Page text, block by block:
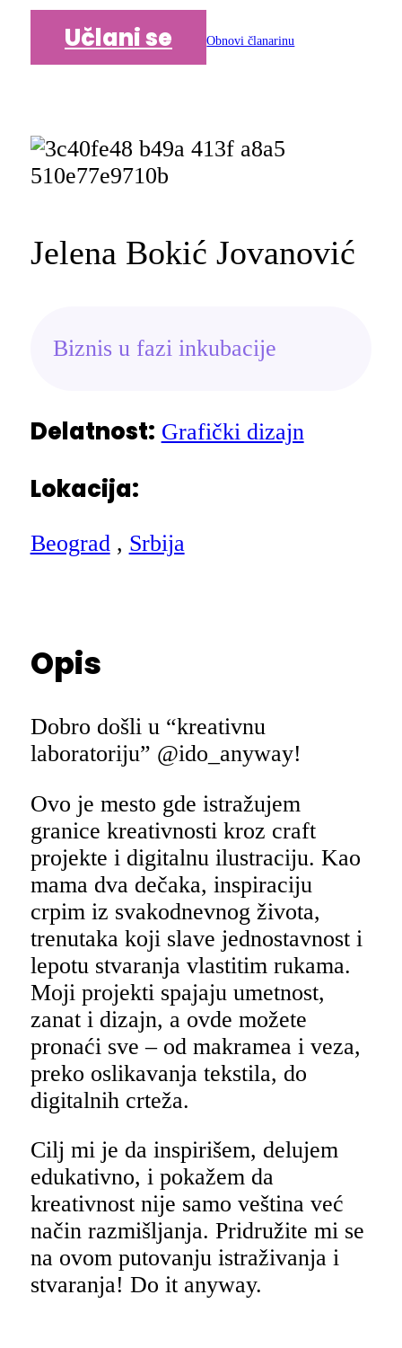
Učlani se Obnovi članarinu
Jelena Bokić Jovanović
Biznis u fazi inkubacije
Delatnost: Grafički dizajn
Lokacija:
Beograd, Srbija
Opis
Dobro došli u “kreativnu
laboratoriju” @ido_anyway!
Ovo je mesto gde istražujem
granice kreativnosti kroz craft
projekte i digitalnu ilustraciju. Kao
mama dva dečaka, inspiraciju
crpim iz svakodnevnog života,
trenutaka koji slave jednostavnost i
lepotu stvaranja vlastitim rukama.
Moji projekti spajaju umetnost,
zanat i dizajn, a ovde možete
pronaći sve – od makramea i veza,
preko oslikavanja tekstila, do
digitalnih crteža.
Cilj mi je da inspirišem, delujem
edukativno, i pokažem da
kreativnost nije samo veština već
način razmišljanja. Pridružite mi se
na ovom putovanju istraživanja i
stvaranja! Do it anyway.